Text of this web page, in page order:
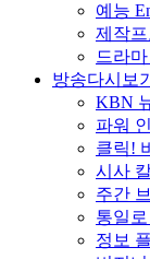
예능
제작
드라마
방송다시보
KBN
파워
클릭!
시사
주간
통일
정보